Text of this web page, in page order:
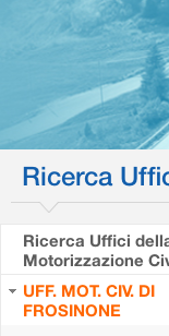
Ricerca
Ricerca Uffici
Motorizzazione
UFF. MOT. CIV. DI
FROSINONE